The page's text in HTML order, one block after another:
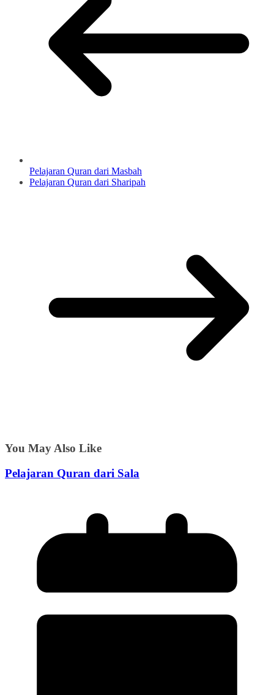
Pelajaran Quran dari Masbah
Pelajaran Quran dari Sharipah
You May Also Like
Pelajaran Quran dari Sala